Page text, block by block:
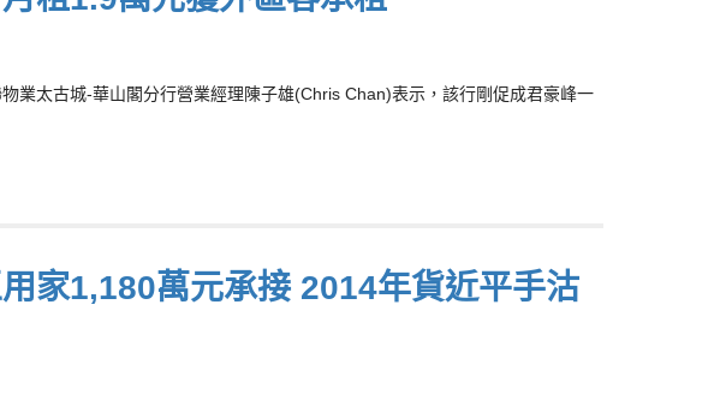
業太古城-華山閣分行營業經理陳子雄(Chris Chan)表示，該行剛促成君豪峰一
家1,180萬元承接 2014年貨近平手沽